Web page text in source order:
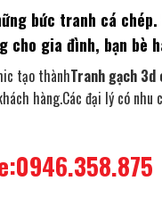
bức tranh cá
gia đình, bạn bè
tạo thànhTranh gạch 3d
hàng.Các đại lý có